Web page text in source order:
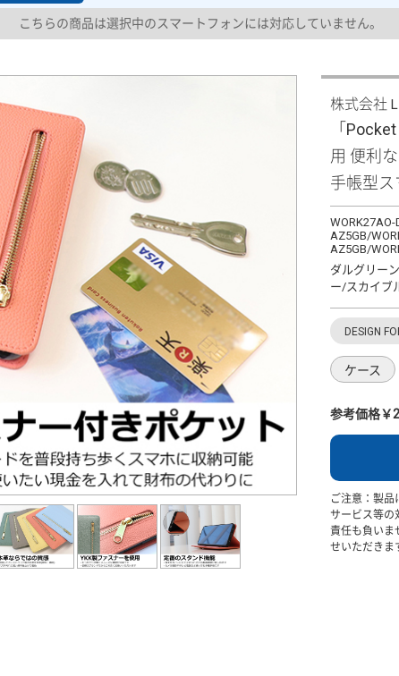
こちらの商品は選択中のスマートフォンには対応していません。
株式会社
「
用 便利
手帳型ス
AZ5GB/
AZ5GB/
ダルグリー
ー/スカイブ
DESIGN
ケース
参考価格￥
ご注意：製品
サービス等の
責任も負いま
せいただきま